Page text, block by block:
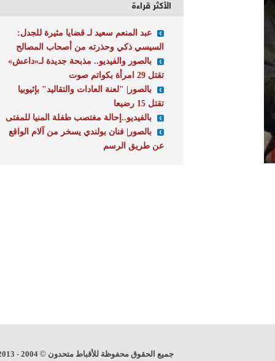
الأكثر قراءة
عبد المنعم سعيد لـ قضايا مثيرة للجدل:
السيسي ذكي وحذرته من أصحاب المصالح
بالصور والفيديو.. مذبحة جديدة لـ«داعش»
تقتل 29 امرأة بكواتم صوت
بالصور| "لعنة العادات والتقاليد" بإثيوبيا
تقتل 15 رضيعا
بالفيديو..إحالة مغتصب طفلة المنيا للمفتى
بالصور| فنان بولندي يسخر من آلام الواقع
عن طريق الرسم
جميع الحقوق محفوظة للأقباط متحدون©
2004 - 2013